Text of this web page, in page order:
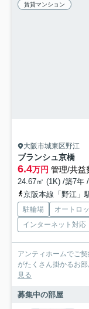
賃貸マンション
大阪市城東区野江
ブランシュ京橋
6.4万円 管理/共益
24.67㎡ (1K) /築7年
京阪本線「野江」
駐輪場 オートロ
インターネット対応
アンティホームでご
がたくさん掛かるお
見る
募集中の部屋